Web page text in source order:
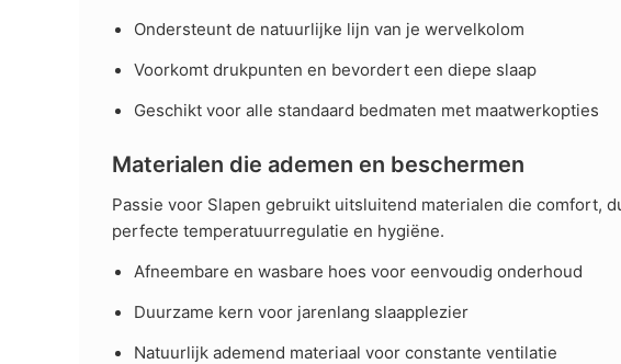
Ondersteunt de natuurlijke lijn van je wervelkolom
Voorkomt drukpunten en bevordert een diepe slaap
Geschikt voor alle standaard bedmaten met maatwerkopties
Materialen die ademen en beschermen
Passie voor Slapen gebruikt uitsluitend materialen die comfort,
perfecte temperatuurregulatie en hygiëne.
Afneembare en wasbare hoes voor eenvoudig onderhoud
Duurzame kern voor jarenlang slaapplezier
Natuurlijk ademend materiaal voor constante ventilatie